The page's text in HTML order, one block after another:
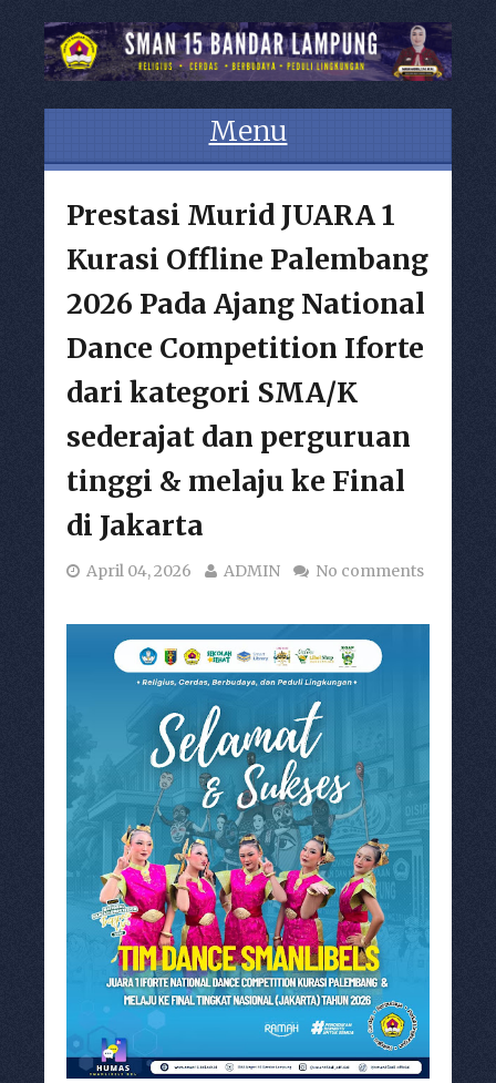
Menu
Prestasi Murid JUARA 1
Kurasi Offline Palembang
2026 Pada Ajang National
Dance Competition Iforte
dari kategori SMA/K
sederajat dan perguruan
tinggi & melaju ke Final
di Jakarta
April 04, 2026 ADMIN No comments